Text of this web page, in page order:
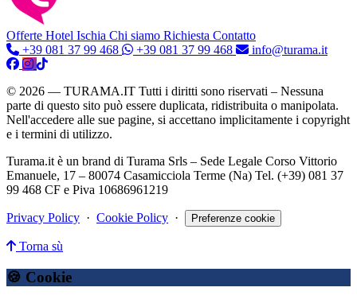
Offerte Hotel Ischia Chi siamo Richiesta Contatto
+39 081 37 99 468
+39 081 37 99 468 info@turama.it
© 2026 — TURAMA.IT Tutti i diritti sono riservati – Nessuna
parte di questo sito può essere duplicata, ridistribuita o manipolata.
Nell'accedere alle sue pagine, si accettano implicitamente i copyright
e i termini di utilizzo.
Turama.it è un brand di Turama Srls – Sede Legale Corso Vittorio
Emanuele, 17 – 80074 Casamicciola Terme (Na) Tel. (+39) 081 37
99 468 CF e Piva 10686961219
Privacy Policy · Cookie Policy · Preferenze cookie
Torna sù
🍪 Cookie